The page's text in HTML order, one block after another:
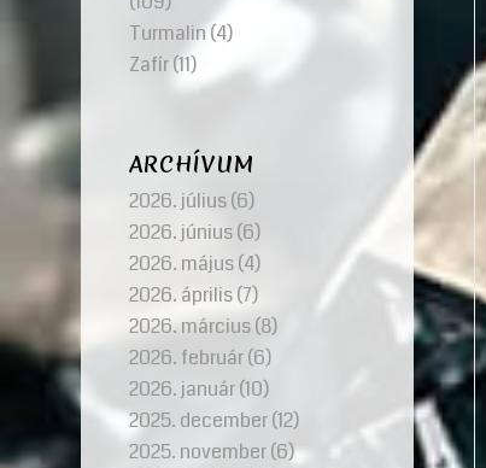
Turmalin (4)
Zafír(11)
ARCHÍVUM
2026. július(6)
2026. június(6)
2026. május(4)
2026. április(7)
2026. március(8)
2026. február(6)
2026. január(10)
2025. december(12)
2025. november(6)